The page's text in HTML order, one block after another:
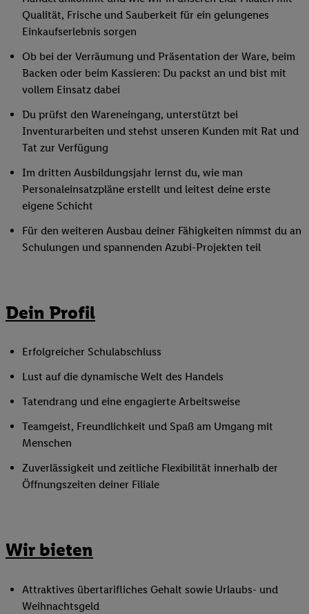
Qualität, Frische und Sauberkeit für ein gelungenes
Einkaufserlebnis sorgen
Ob bei der Verräumung und Präsentation der Ware, beim
Backen oder beim Kassieren: Du packst an und bist mit
vollem Einsatz dabei
Du prüfst den Wareneingang, unterstützt bei
Inventurarbeiten und stehst unseren Kunden mit Rat und
Tat zur Verfügung
Im dritten Ausbildungsjahr lernst du, wie man
Personaleinsatzpläne erstellt und leitest deine erste
eigene Schicht
Für den weiteren Ausbau deiner Fähigkeiten nimmst du an
Schulungen und spannenden Azubi-Projekten teil
Dein Profil
Erfolgreicher Schulabschluss
Lust auf die dynamische Welt des Handels
Tatendrang und eine engagierte Arbeitsweise
Teamgeist, Freundlichkeit und Spaß am Umgang mit
Menschen
Zuverlässigkeit und zeitliche Flexibilität innerhalb der
Öffnungszeiten deiner Filiale
Wir bieten
Attraktives übertarifliches Gehalt sowie Urlaubs- und
Weihnachtsgeld